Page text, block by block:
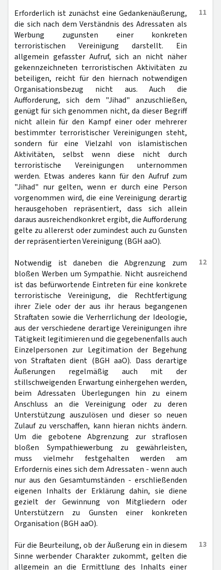
11
Erforderlich ist zunächst eine Gedankenäußerung,
die sich nach dem Verständnis des Adressaten als
Werbung zugunsten einer konkreten
terroristischen Vereinigung darstellt. Ein
allgemein gefasster Aufruf, sich an nicht näher
gekennzeichneten terroristischen Aktivitäten zu
beteiligen, reicht für den hiernach notwendigen
Organisationsbezug nicht aus. Auch die
Aufforderung, sich dem "Jihad" anzuschließen,
genügt für sich genommen nicht, da dieser Begriff
nicht allein für den Kampf einer oder mehrerer
bestimmter terroristischer Vereinigungen steht,
sondern für eine Vielzahl von islamistischen
Aktivitäten, selbst wenn diese nicht durch
terroristische Vereinigungen unternommen
werden. Etwas anderes kann für den Aufruf zum
"Jihad" nur gelten, wenn er durch eine Person
vorgenommen wird, die eine Vereinigung derartig
herausgehoben repräsentiert, dass sich allein
daraus ausreichendkonkret ergibt, die Aufforderung
gelte zu allererst oder zumindest auch zu Gunsten
der repräsentierten Vereinigung (BGH aaO).
12
Notwendig ist daneben die Abgrenzung zum
bloßen Werben um Sympathie. Nicht ausreichend
ist das befürwortende Eintreten für eine konkrete
terroristische Vereinigung, die Rechtfertigung
ihrer Ziele oder der aus ihr heraus begangenen
Straftaten sowie die Verherrlichung der Ideologie,
aus der verschiedene derartige Vereinigungen ihre
Tätigkeit legitimieren und die gegebenenfalls auch
Einzelpersonen zur Legitimation der Begehung
von Straftaten dient (BGH aaO). Dass derartige
Äußerungen regelmäßig auch mit der
stillschweigenden Erwartung einhergehen werden,
beim Adressaten Überlegungen hin zu einem
Anschluss an die Vereinigung oder zu deren
Unterstützung auszulösen und dieser so neuen
Zulauf zu verschaffen, kann hieran nichts ändern.
Um die gebotene Abgrenzung zur straflosen
bloßen Sympathiewerbung zu gewährleisten,
muss vielmehr festgehalten werden am
Erfordernis eines sich dem Adressaten - wenn auch
nur aus den Gesamtumständen - erschließenden
eigenen Inhalts der Erklärung dahin, sie diene
gezielt der Gewinnung von Mitgliedern oder
Unterstützern zu Gunsten einer konkreten
Organisation (BGH aaO).
13
Für die Beurteilung, ob der Äußerung ein in diesem
Sinne werbender Charakter zukommt, gelten die
allgemein an die Ermittlung des Inhalts einer